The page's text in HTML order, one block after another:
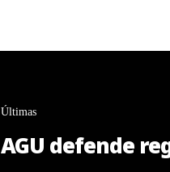
Últimas
AGU defende